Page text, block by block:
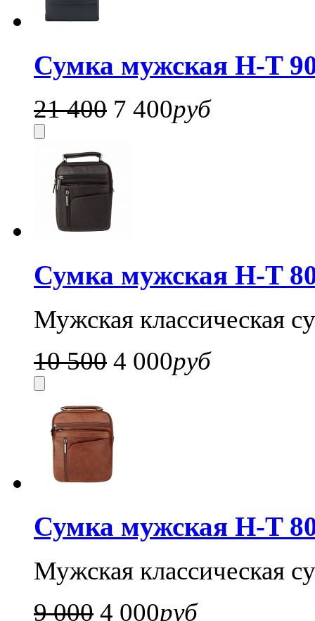
Сумка мужская H-T
21 400 7 400руб
Сумка мужская H-T
Мужская классическая
10 500 4 000руб
Сумка мужская H-T
Мужская классическая
9 000 4 000руб